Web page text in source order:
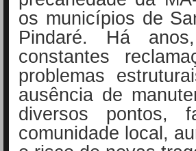
os municípios de
Pindaré. Há
constantes
problemas
ausência de
diversos pontos,
comunidade local,